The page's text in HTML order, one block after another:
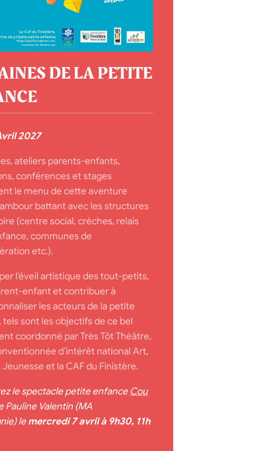
DE LA PETITE
2027
ateliers parents-enfants,
conférences et stages
le menu de cette aventure
battant avec les structures
(centre social, crèches, relais
communes de
etc.).
l'éveil artistique des tout-petits,
enfant et contribuer à
les acteurs de la petite
tels sont les objectifs de ce bel
coordonné par Très Tôt Théâtre,
d’intérêt national Art,
Jeunesse et la CAF du Finistère.
le spectacle petite enfance Cou
Pauline Valentin (MA
lemercredi7 avril à 9h30, 11h